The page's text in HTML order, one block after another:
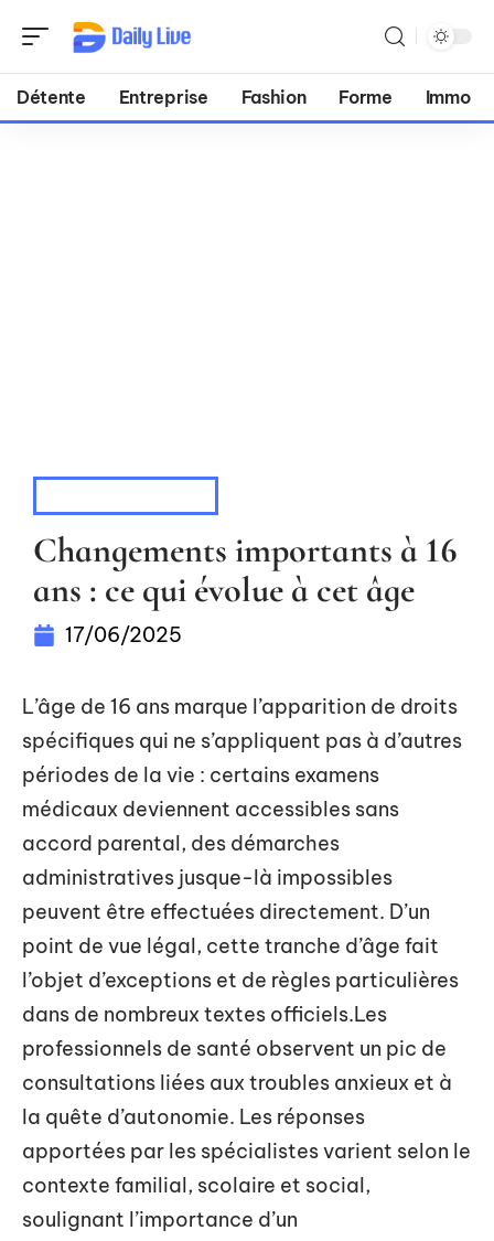
Détente Entreprise Fashion Forme Immo
Changements importants à 16
ans : ce qui évolue à cet âge
17/06/2025
L’âge de 16 ans marque l’apparition de droits
spécifiques qui ne s’appliquent pas à d’autres
périodes de la vie : certains examens
médicaux deviennent accessibles sans
accord parental, des démarches
administratives jusque-là impossibles
peuvent être effectuées directement. D’un
point de vue légal, cette tranche d’âge fait
l’objet d’exceptions et de règles particulières
dans de nombreux textes officiels.Les
professionnels de santé observent un pic de
consultations liées aux troubles anxieux et à
la quête d’autonomie. Les réponses
apportées par les spécialistes varient selon le
contexte familial, scolaire et social,
soulignant l’importance d’un